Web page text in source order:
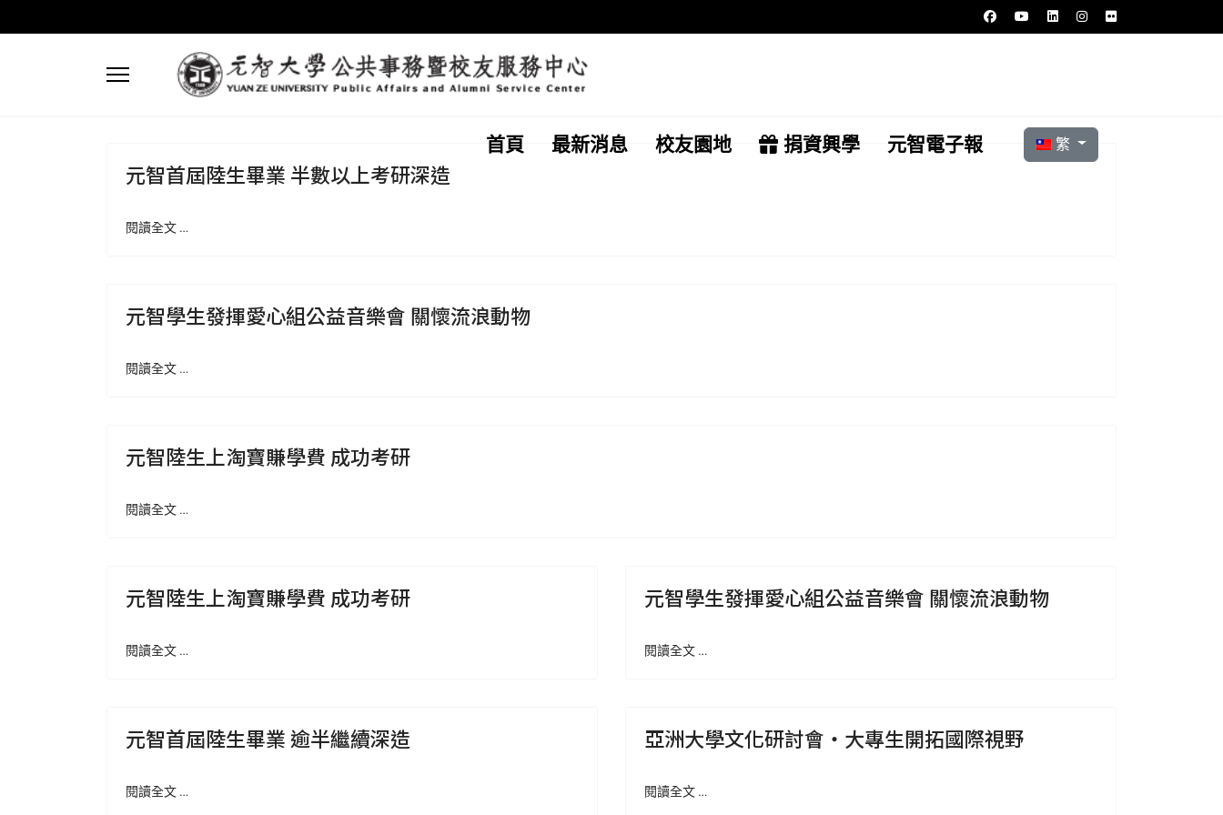
首頁 最新消息 校友園地 捐資興學 元智電子報 選擇你的語言
繁
元智首屆陸生畢業 半數以上考研深造
閱讀全文 …
元智學生發揮愛心組公益音樂會 關懷流浪動物
閱讀全文 …
元智陸生上淘寶賺學費 成功考研
閱讀全文 …
元智陸生上淘寶賺學費 成功考研
閱讀全文 …
元智學生發揮愛心組公益音樂會 關懷流浪動物
閱讀全文 …
元智首屆陸生畢業 逾半繼續深造
閱讀全文 …
亞洲大學文化研討會‧大專生開拓國際視野
閱讀全文 …